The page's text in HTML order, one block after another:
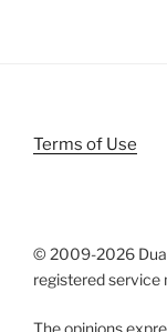
Terms of Use
© 2009-2026
registered service
The opinions